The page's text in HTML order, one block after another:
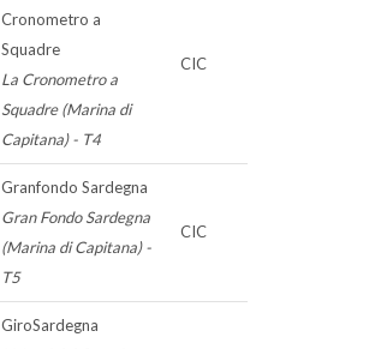
Cronometro a
Squadre
La Cronometro a
Squadre (Marina di
Capitana) - T4
CIC
Granfondo Sardegna
Gran Fondo Sardegna
(Marina di Capitana) -
T5
CIC
GiroSardegna